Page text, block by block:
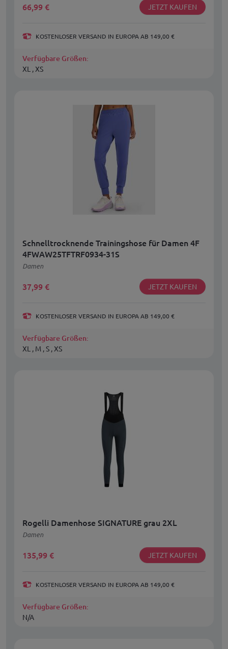
66,99 € JETZT KAUFEN
KOSTENLOSER VERSAND IN EUROPA AB 149,00 €
Verfügbare Größen:
XL , XS
Schnelltrocknende Trainingshose für Damen 4F
4FWAW25TFTRF0934-31S
Damen
37,99 € JETZT KAUFEN
KOSTENLOSER VERSAND IN EUROPA AB 149,00 €
Verfügbare Größen:
XL , M , S , XS
Rogelli Damenhose SIGNATURE grau 2XL
Damen
135,99 € JETZT KAUFEN
KOSTENLOSER VERSAND IN EUROPA AB 149,00 €
Verfügbare Größen:
N/A